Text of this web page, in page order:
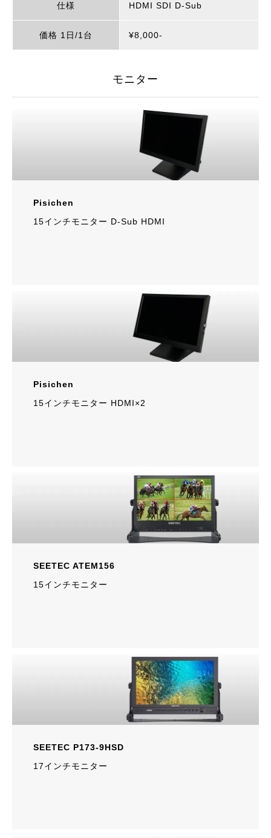
仕様 HDMI SDI D-Sub
価格 1日/1台 ¥8,000‐
モニター
Pisichen
15インチモニター D-Sub HDMI
Pisichen
15インチモニター HDMI×2
SEETEC ATEM156
15インチモニター
SEETEC P173-9HSD
17インチモニター